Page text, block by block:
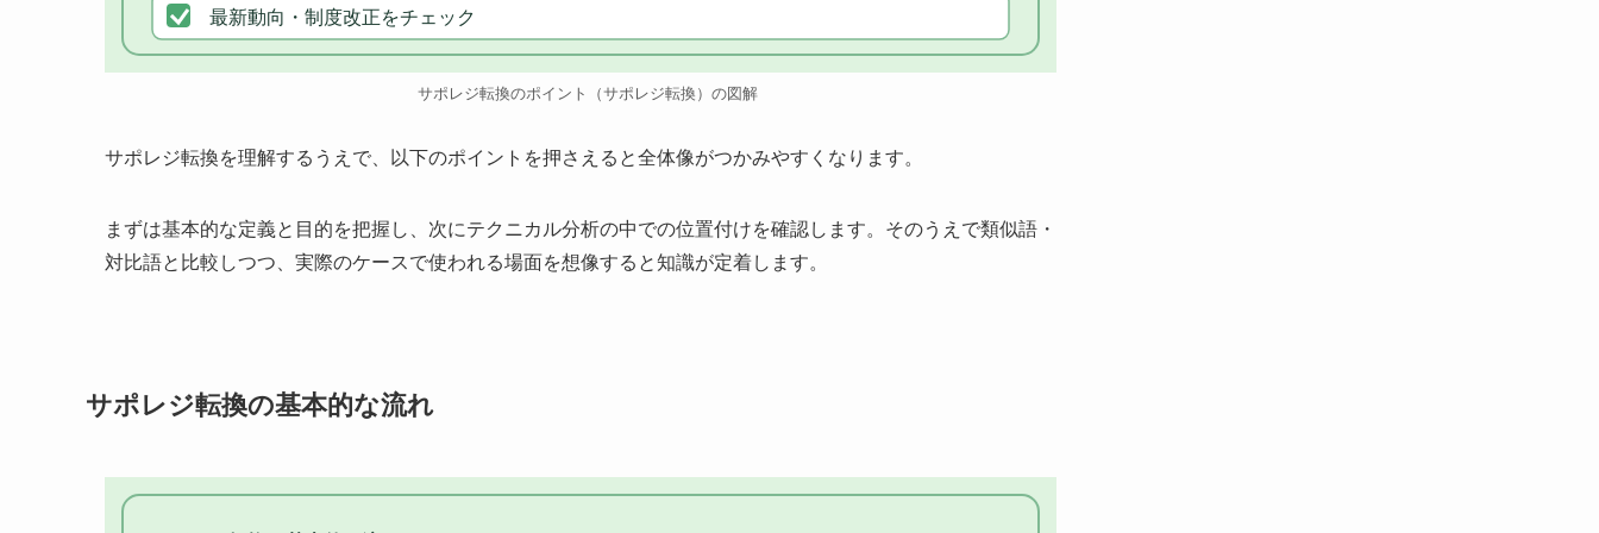
最新動向・制度改正をチェック
サポレジ転換のポイント（サポレジ転換）の図解
サポレジ転換を理解するうえで、以下のポイントを押さえると全体像がつかみやすくなります。
まずは基本的な定義と目的を把握し、次にテクニカル分析の中での位置付けを確認します。そのうえで類似語・
対比語と比較しつつ、実際のケースで使われる場面を想像すると知識が定着します。
サポレジ転換の基本的な流れ